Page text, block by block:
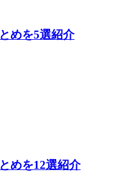
めを5選紹介
めを12選紹介